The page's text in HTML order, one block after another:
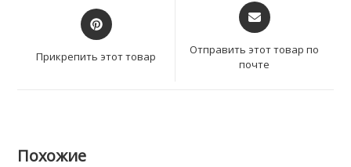
Открывается
в
Прикрепить этот товар
Открывается
в
окне
Отправить этот товар по
почте
Похожие